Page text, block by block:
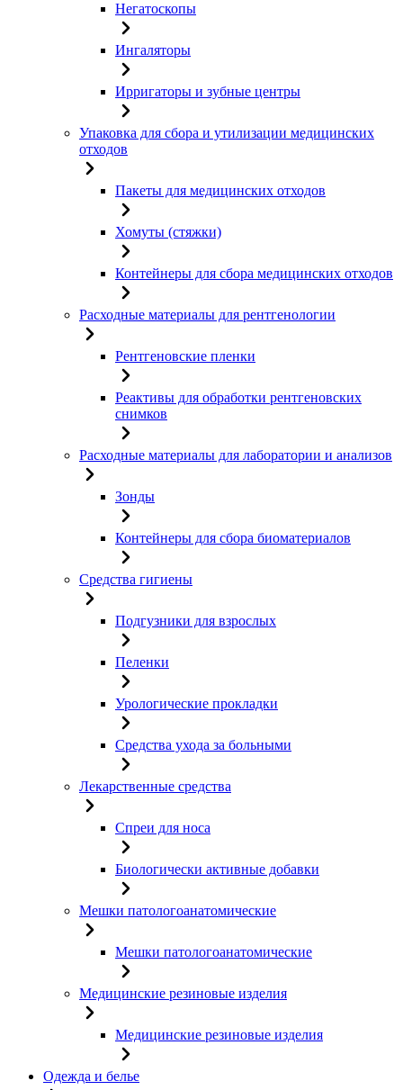
Негатоскопы
Ингаляторы
Ирригаторы и зубные центры
Упаковка для сбора и утилизации медицинских
отходов
Пакеты для медицинских отходов
Хомуты (стяжки)
Контейнеры для сбора медицинских отходов
Расходные материалы для рентгенологии
Рентгеновские пленки
Реактивы для обработки рентгеновских
снимков
Расходные материалы для лаборатории и анализов
Зонды
Контейнеры для сбора биоматериалов
Средства гигиены
Подгузники для взрослых
Пеленки
Урологические прокладки
Средства ухода за больными
Лекарственные средства
Спреи для носа
Биологически активные добавки
Мешки патологоанатомические
Мешки патологоанатомические
Медицинские резиновые изделия
Медицинские резиновые изделия
Одежда и белье